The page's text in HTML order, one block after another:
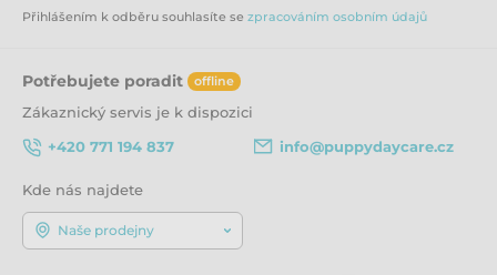
Přihlášením k odběru souhlasíte se zpracováním osobním údajů
Potřebujete poradit offline
Zákaznický servis je k dispozici
+420 771 194 837
info@puppydaycare.cz
Kde nás najdete
Naše prodejny